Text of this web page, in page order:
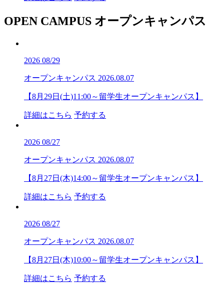
OPEN CAMPUS オープンキャンパス
2026 08/29
オープンキャンパス 2026.08.07
【8月29日(土)11:00～留学生オープンキャンパス】
詳細はこちら 予約する
2026 08/27
オープンキャンパス 2026.08.07
【8月27日(木)14:00～留学生オープンキャンパス】
詳細はこちら 予約する
2026 08/27
オープンキャンパス 2026.08.07
【8月27日(木)10:00～留学生オープンキャンパス】
詳細はこちら 予約する